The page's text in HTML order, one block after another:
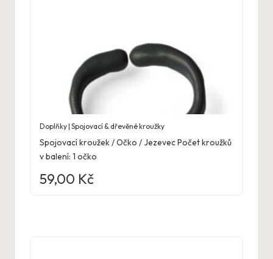
Doplňky | Spojovací & dřevěné kroužky
Spojovací kroužek / Očko / Jezevec Počet kroužků
v balení: 1 očko
59,00 Kč